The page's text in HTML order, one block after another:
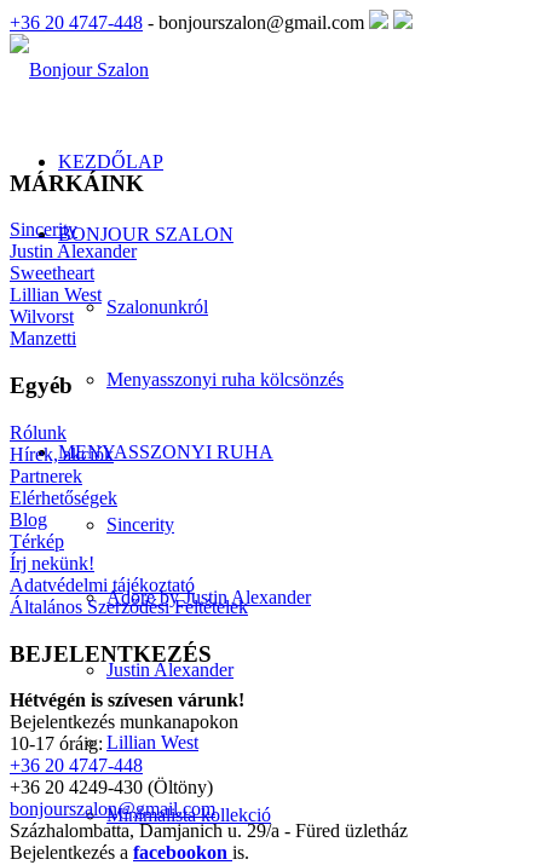
+36 20 4747-448 - bonjourszalon@gmail.com
KEZDŐLAP
BONJOUR SZALON
Szalonunkról
Menyasszonyi ruha kölcsönzés
MENYASSZONYI RUHA
Sincerity
Adore by Justin Alexander
Justin Alexander
Lillian West
Minimalista kollekció
MÁRKÁINK
Sincerity
Justin Alexander
Sweetheart
Lillian West
Wilvorst
Manzetti
Egyéb
Rólunk
Hírek, akciók
Partnerek
Elérhetőségek
Blog
Térkép
Írj nekünk!
Adatvédelmi tájékoztató
Általános Szerződési Feltételek
BEJELENTKEZÉS
Hétvégén is szívesen várunk!
Bejelentkezés munkanapokon
10-17 óráig:
+36 20 4747-448
+36 20 4249-430 (Öltöny)
bonjourszalon@gmail.com
Százhalombatta, Damjanich u. 29/a - Füred üzletház
Bejelentkezés a facebookon is.